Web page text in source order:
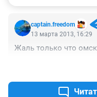
captain.freedom
13 марта 2013, 16:29
Жаль только что омск